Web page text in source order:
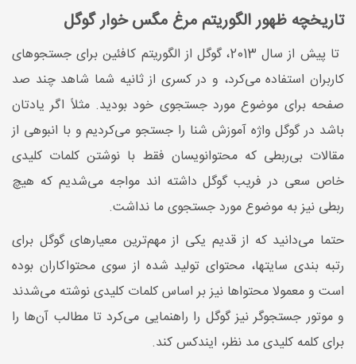
تاریخچه ظهور الگوریتم مرغ مگس خوار گوگل
تا پیش از سال 2013، گوگل از الگوریتم کافئین برای جستجوهای
کاربران استفاده می‌کرد، و در کسری از ثانیه شما شاهد چند صد
صفحه برای موضوع مورد جستجوی خود بودید. مثلاً اگر یادتان
باشد در گوگل واژه آموزش شنا را جستجو می‌کردیم و با انبوهی از
مقالات بی‌ربطی که محتوانویسان فقط با نوشتن کلمات کلیدی
خاص سعی در فریب گوگل داشته اند مواجه می‌شدیم که هیچ
ربطی نیز به موضوع مورد جستجوی ما نداشت.
حتما می‌دانید که از قدیم یکی از مهم‌ترین معیارهای گوگل برای
رتبه بندی سایتها، محتوای تولید شده از سوی محتواکاران بوده
است و معمولا محتواها نیز بر اساس کلمات کلیدی نوشته می‌شدند
و موتور جستجوگر نیز گوگل را راهنمایی می‌کرد تا مطالب آن‌ها را
برای کلمه کلیدی مد نظر، ایندکس کند.